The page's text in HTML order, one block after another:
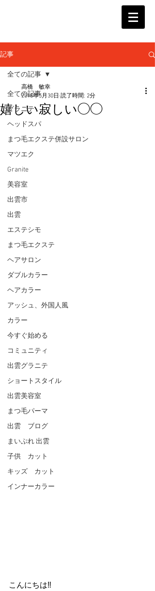
記事
全ての記事
グラニテ
ヘッドスパ
まつ毛エクステ併設サロン
マツエク
Granite
美容室
出雲市
出雲
エステシモ
まつ毛エクステ
ヘアサロン
ダブルカラー
ヘアカラー
アッシュ、外国人風
カラー
今すぐ始める
コミュニティ
出雲グラニテ
ショートスタイル
出雲美容室
まつ毛パーマ
出雲 ブログ
まいぷれ 出雲
子供 カット
キッズ カット
インナーカラー
全ての記事
嬉しい寂しい◯◯
高橋 敏幸
2018年5月30日 読了時間: 2分
こんにちは‼︎